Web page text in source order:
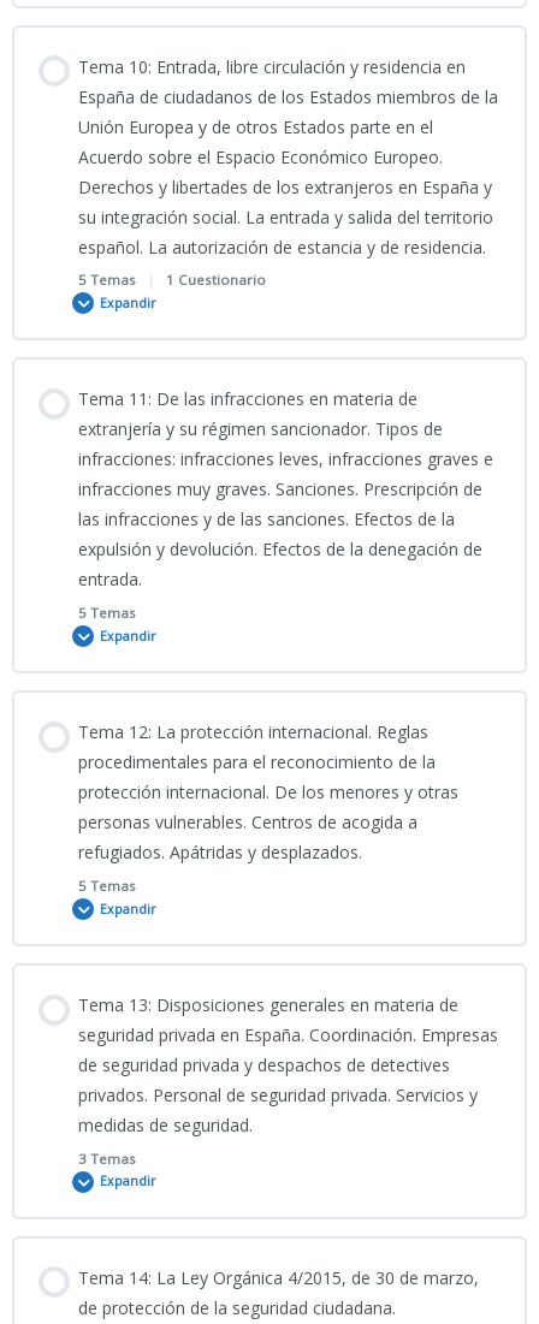
PORTADA TEMA 8 CNP
8-INFOGRAFÍA TEMA 8 CNP
TEMA 8 CNP
8-PRESENTACIÓN_Policía_Nacional_Organización_Estructura
2026
TEST TEMA 8 CNP
0% COMPLETADO 0/6 Pasos
PODSCAST TEMA 9 CNP
Clase grabada 17_03_2026_TEMA 9 CNP
9-INFOGRAFÍA TEMA 9 CNP
TEMA 9 CNP
9-PRESENTACIÓN-Ley_Orgánica_2_1986_Marco_Legal_Policial
TEST TEMA 9 CNP
Tema 10: Entrada, libre circulación y residencia en
España de ciudadanos de los Estados miembros de la
Unión Europea y de otros Estados parte en el
Acuerdo sobre el Espacio Económico Europeo.
Derechos y libertades de los extranjeros en España y
su integración social. La entrada y salida del territorio
español. La autorización de estancia y de residencia.
5 Temas | 1 Cuestionario
Expandir
0% COMPLETADO 0/5 Pasos
PODSCAT TEMA 10 CNP
Clase grabada 23_03_2026_TEMA 10 CNP
10-INFOGRAFÍA
10-
PRESENTACIÓN_Derecho_de_Extranjería_Guía_Policial_Esencial
2026
Tema 11: De las infracciones en materia de
extranjería y su régimen sancionador. Tipos de
infracciones: infracciones leves, infracciones graves e
infracciones muy graves. Sanciones. Prescripción de
las infracciones y de las sanciones. Efectos de la
expulsión y devolución. Efectos de la denegación de
entrada.
5 Temas
Expandir
0% COMPLETADO 0/5 Pasos
Clase grabada 25_03_2026_TEMA 11 CNP
PORTADA TEMA 11 CNP
11-INFO
TEMA 11 CNP
11-PRESENTACIÓN_Régimen_Sancionador_de_Extranjería_TEMA
11 CNP
Tema 12: La protección internacional. Reglas
procedimentales para el reconocimiento de la
protección internacional. De los menores y otras
personas vulnerables. Centros de acogida a
refugiados. Apátridas y desplazados.
5 Temas
Expandir
0% COMPLETADO 0/5 Pasos
Clase grabada 31_03_2026_TEMA 12 CNP
PORTADA 12
12CNP_INFOGRAFÍA TEMA 12 CNP
Tema 13: Disposiciones generales en materia de
seguridad privada en España. Coordinación. Empresas
de seguridad privada y despachos de detectives
privados. Personal de seguridad privada. Servicios y
medidas de seguridad.
3 Temas
Expandir
0% COMPLETADO 0/3 Pasos
Tema 14: La Ley Orgánica 4/2015, de 30 de marzo,
de protección de la seguridad ciudadana.